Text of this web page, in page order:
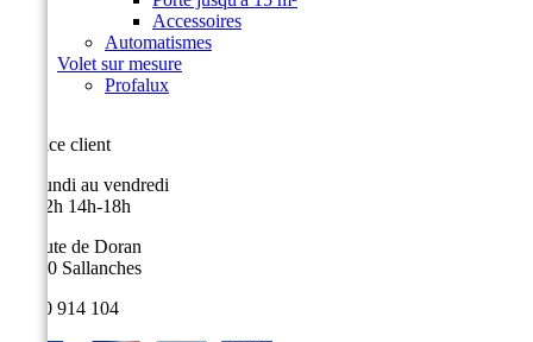
Accessoires
Automatismes
Volet sur mesure
Profalux
Service client
Du lundi au vendredi
9h-12h 14h-18h
9, route de Doran
74700 Sallanches
04 50 914 104